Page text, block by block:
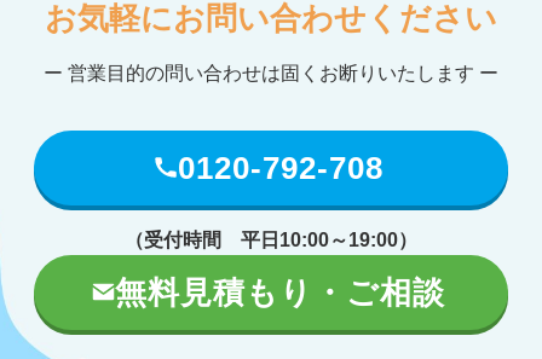
お気軽にお問い合わせください
ー 営業目的の問い合わせは固くお断りいたします ー
0120-792-708
（受付時間 平日10:00～19:00）
無料見積もり・ご相談